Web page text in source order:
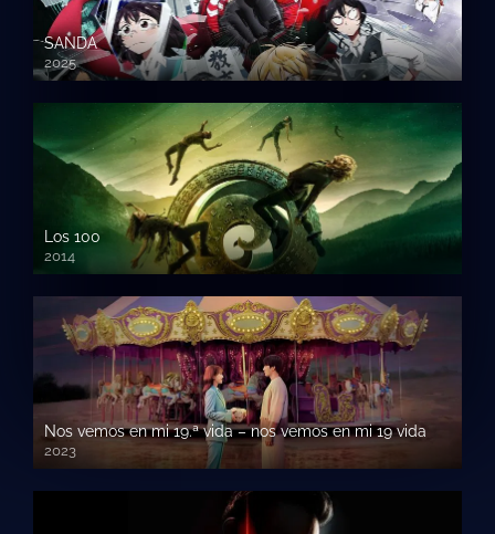
SANDA
2025
Los 100
2014
Nos vemos en mi 19.ª vida – nos vemos en mi 19 vida
2023